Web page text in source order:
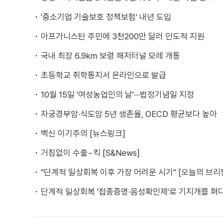
'중소기업 기술보호 정책보험' 내년 도입
아프가니스탄 주민에 3천200만 달러 인도적 지원
국내 최장 6.9㎞ 보령 해저터널 모레 개통
초등학교 취학통지서 온라인으로 발급
10월 15일 '여성농업인의 날'···법정기념일 지정
자궁경부암·식도암 5년 생존율, OECD 평균보다 높아
백신 이기주의 [뉴스링크]
거침없이 수출~킥 [S&News]
"단계적 일상회복 이후 가장 어려운 시기" [오늘의 브리
단계적 일상회복 '접종증명·음성확인제'로 기지개를 펴